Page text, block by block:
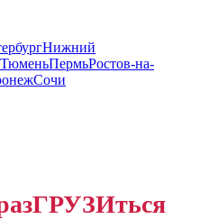
Нижний
ТюменьПермьРостов-на-
Сочи